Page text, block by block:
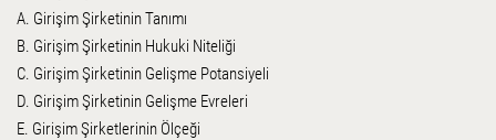
A. Girişim Şirketinin Tanımı
B. Girişim Şirketinin Hukuki Niteliği
C. Girişim Şirketinin Gelişme Potansiyeli
D. Girişim Şirketinin Gelişme Evreleri
E. Girişim Şirketlerinin Ölçeği